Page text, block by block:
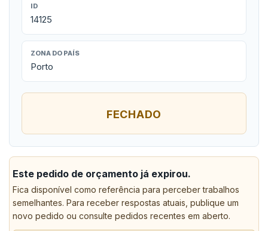
ID
14125
ZONA DO PAÍS
Porto
FECHADO
Este pedido de orçamento já expirou.
Fica disponível como referência para perceber trabalhos
semelhantes. Para receber respostas atuais, publique um
novo pedido ou consulte pedidos recentes em aberto.